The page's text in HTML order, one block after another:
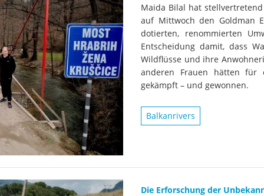
BALKANRIVERS
Una Science Week:
Wissenschaftler:innen legen
die Grundlage für Europas
nächsten Wildfluss-
Nationalpark
Europas
2.500
WEG DAMMIT
Hintergrund
Konzeptpapier
Meldebogen
Karte
Studien
Aktuell
#PROTECTWATER
Maida Bilal hat
auf Mittwoch den Goldman
dotierten, renommierten
Entscheidung damit, dass
Wildflüsse und ihre
anderen Frauen hätten für
gekämpft – und gewonnen.
Balkanrivers
Die Erforschung der